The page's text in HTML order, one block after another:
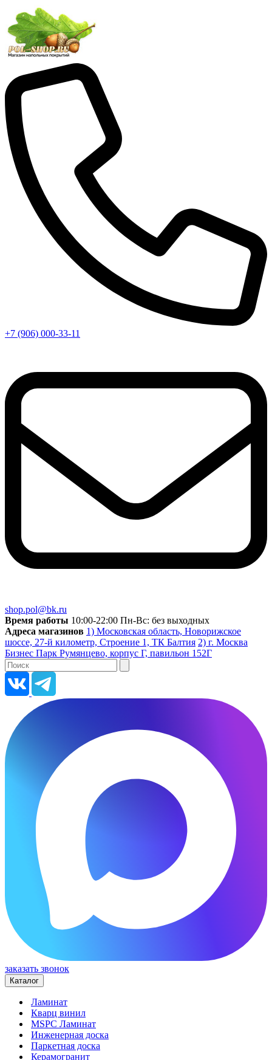
+7 (906) 000-33-11
shop.pol@bk.ru
Время работы 10:00-22:00 Пн-Вс: без выходных
Адреса магазинов 1) Московская область, Новорижское
шоссе, 27-й километр, Строение 1, ТК Балтия 2) г. Москва
Бизнес Парк Румянцево, корпус Г, павильон 152Г
заказать звонок
Каталог
Ламинат
Кварц винил
MSPC Ламинат
Инженерная доска
Паркетная доска
Керамогранит